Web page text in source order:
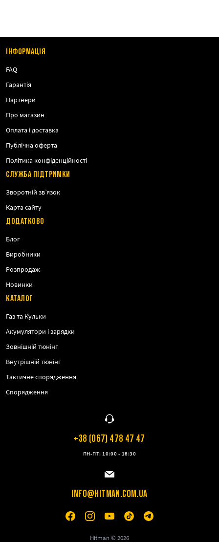
ІНФОРМАЦІЯ
FAQ
Гарантія
Партнери
Про магазин
Оплата і доставка
Публічна оферта
Політика конфіденційності
СЛУЖБА ПІДТРИМКИ
Зворотній зв’язок
Карта сайту
ДОДАТКОВО
Блог
Виробники
Розпродаж
Новинки
КАТАЛОГ
Газ та Кульки
Акумулятори і зарядки
Зовнішній тюнінг
Внутрішній тюнінг
Тактичне спорядження
Спорядження
+38 (067) 478 47 47
ПН-ПТ: 10:00 - 18:30
INFO@HITMAN.COM.UA
Hitman © 2026